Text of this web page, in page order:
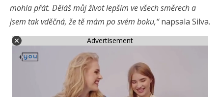
mohla přát. Děláš můj život lepším ve všech směrech a
jsem tak vděčná, že tě mám po svém boku,“napsala Silva.
Advertisement